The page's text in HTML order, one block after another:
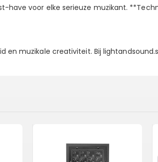
voor elke serieuze muzikant.
en muzikale creativiteit. Bij